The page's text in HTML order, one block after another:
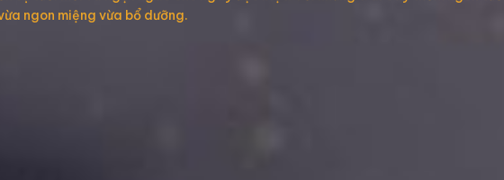
ngon miệng vừa bổ dưỡng.